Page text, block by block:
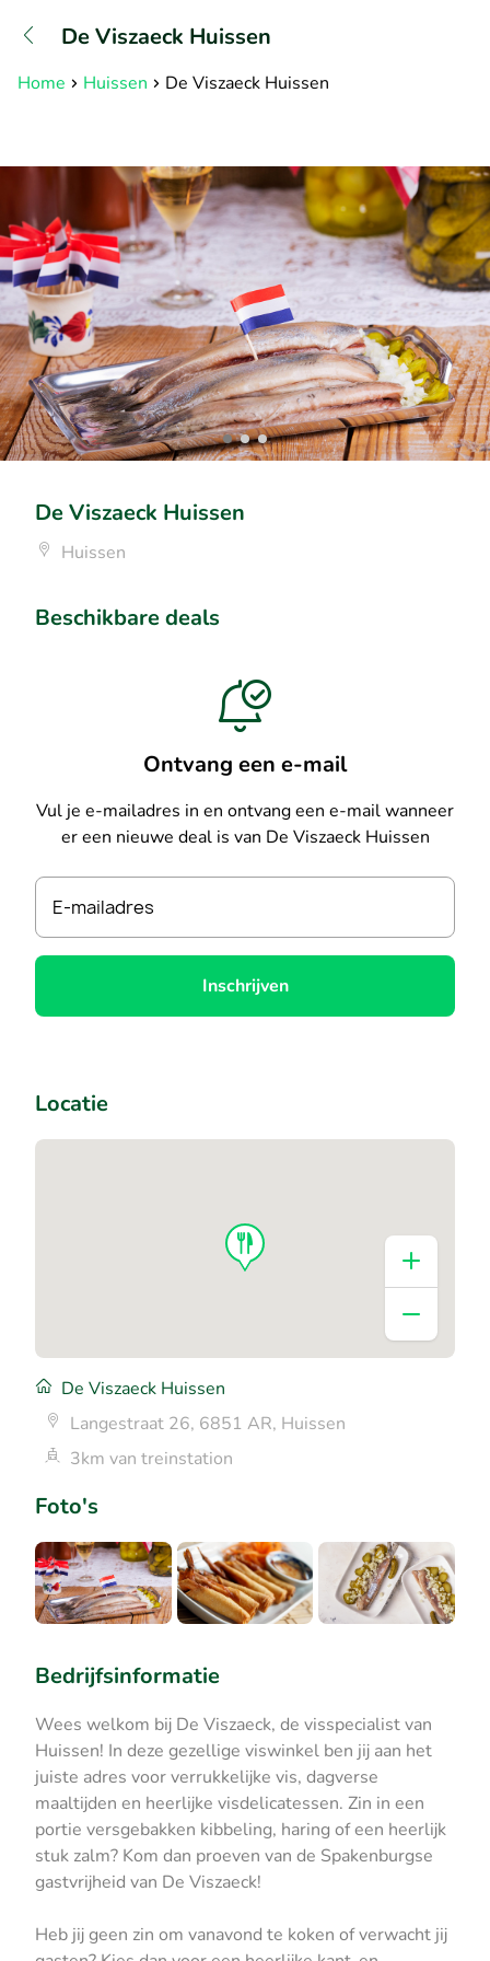
De Viszaeck Huissen
Home Huissen De Viszaeck Huissen
De Viszaeck Huissen
Huissen
Beschikbare deals
Ontvang een e-mail
Vul je e-mailadres in en ontvang een e-mail wanneer
er een nieuwe deal is van De Viszaeck Huissen
E-mailadres
Inschrijven
Foto's
Locatie
De Viszaeck Huissen
Langestraat 26, 6851 AR, Huissen
3km van treinstation
Bedrijfsinformatie
Wees welkom bij De Viszaeck, de visspecialist van
Huissen! In deze gezellige viswinkel ben jij aan het
juiste adres voor verrukkelijke vis, dagverse
maaltijden en heerlijke visdelicatessen. Zin in een
portie versgebakken kibbeling, haring of een heerlijk
stuk zalm? Kom dan proeven van de Spakenburgse
gastvrijheid van De Viszaeck!
Heb jij geen zin om vanavond te koken of verwacht jij